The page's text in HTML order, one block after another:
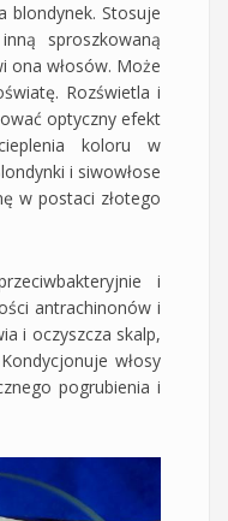
blondynek. Stosuje
sproszkowaną
ona włosów. Może
Rozświetla i
optyczny efekt
koloru w
i siwowłose
w postaci złotego
i
antrachinonów i
i oczyszcza skalp,
włosy
pogrubienia i